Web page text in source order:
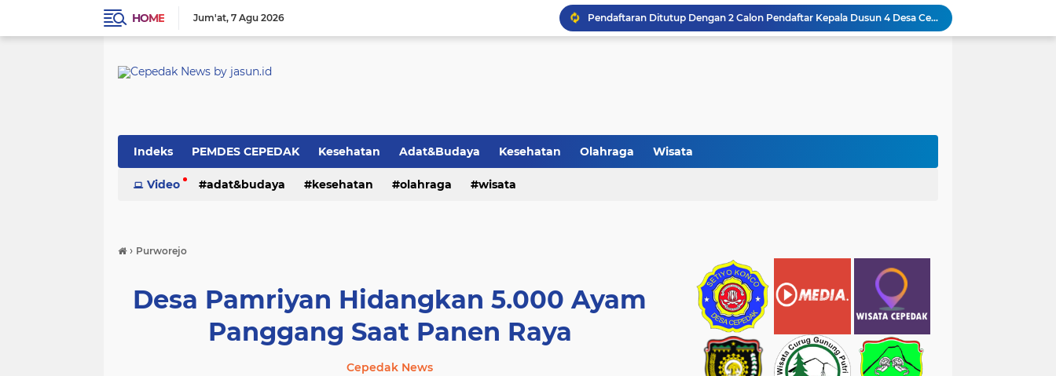
HOME Jum'at 7 Agu 2026
Warga Desa Cepedak Mulai Menanam Pohon Balsa Wood
1 Calon Pendaftar Kadus 4 Desa Cepedak
Pemerintah Menetapkan 1 Ramadan Jatuh Pada 19 Februari 2026
Indeks PEMDES CEPEDAK Kesehatan Adat&Budaya Kesehatan Olahraga Wisata
Video adat&budaya kesehatan olahraga wisata
› Purworejo
Desa Pamriyan Hidangkan 5.000 Ayam
Panggang Saat Panen Raya
Cepedak News